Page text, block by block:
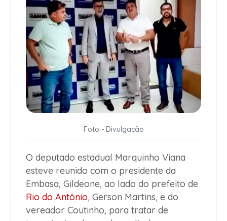
Foto - Divulgação
O deputado estadual Marquinho Viana
esteve reunido com o presidente da
Embasa, Gildeone, ao lado do prefeito de
Rio do Antônio, Gerson Martins, e do
vereador Coutinho, para tratar de